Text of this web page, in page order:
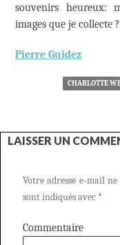
souvenirs heureux:
images que je collecte ?
Pierre Guidez
CHARLOTTE
LAISSER UN
Votre adresse e-mail
sont indiqués avec *
Commentaire